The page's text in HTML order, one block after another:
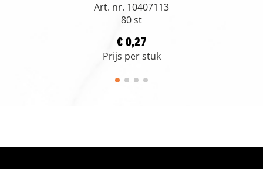
Art. nr. 10407113
80 st
€ 0,27
Prijs per stuk